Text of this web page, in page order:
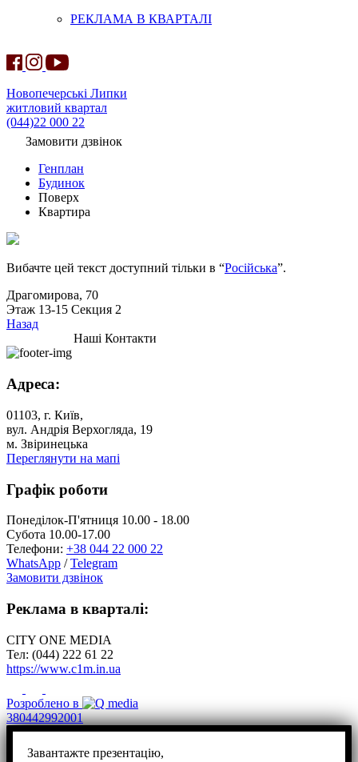
РЕКЛАМА В КВАРТАЛІ
Новопечерські Липки
житловий квартал
(044)22 000 22
Замовити дзвінок
Генплан
Будинок
Поверх
Квартира
Вибачте цей текст доступний тільки в “Російська”.
Драгомирова, 70
Этаж 13-15 Секция 2
Назад
Наші Контакти
Адреса:
01103, г. Київ,
вул. Андрія Верхогляда, 19
м. Звіринецька
Переглянути на мапі
Графік роботи
Понеділок-П'ятниця 10.00 - 18.00
Субота 10.00-17.00
Телефони: +38 044 22 000 22
WhatsApp /Telegram
Замовити дзвінок
Реклама в кварталі:
CITY ONE MEDIA
Тел: (044) 222 61 22
https://www.c1m.in.ua
Розроблено в
380442992001
Завантажте презентацію,